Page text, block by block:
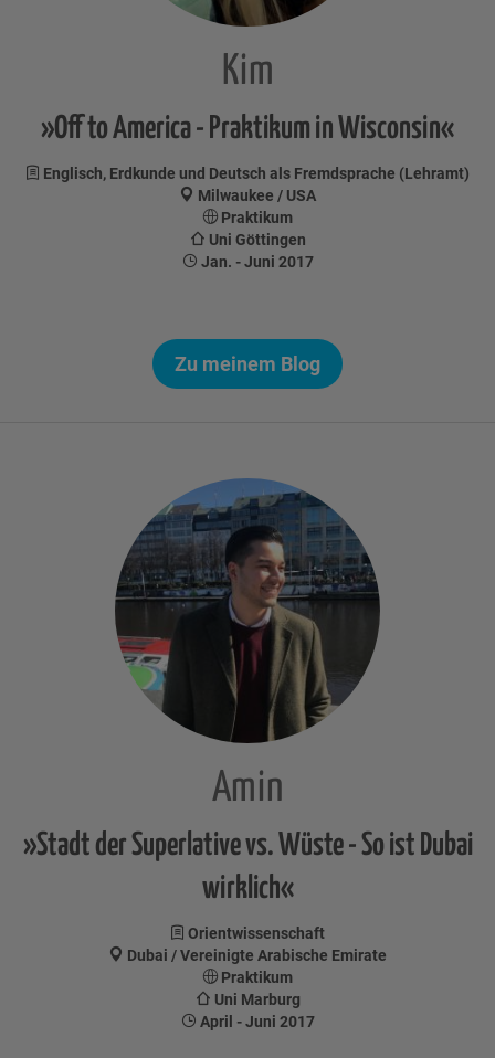
Kim
»Off to America - Praktikum in Wisconsin«
Englisch, Erdkunde und Deutsch als Fremdsprache (Lehramt)
Milwaukee / USA
Praktikum
Uni Göttingen
Jan. - Juni 2017
Zu meinem Blog
Amin
»Stadt der Superlative vs. Wüste - So ist Dubai
wirklich«
Orientwissenschaft
Dubai / Vereinigte Arabische Emirate
Praktikum
Uni Marburg
April - Juni 2017